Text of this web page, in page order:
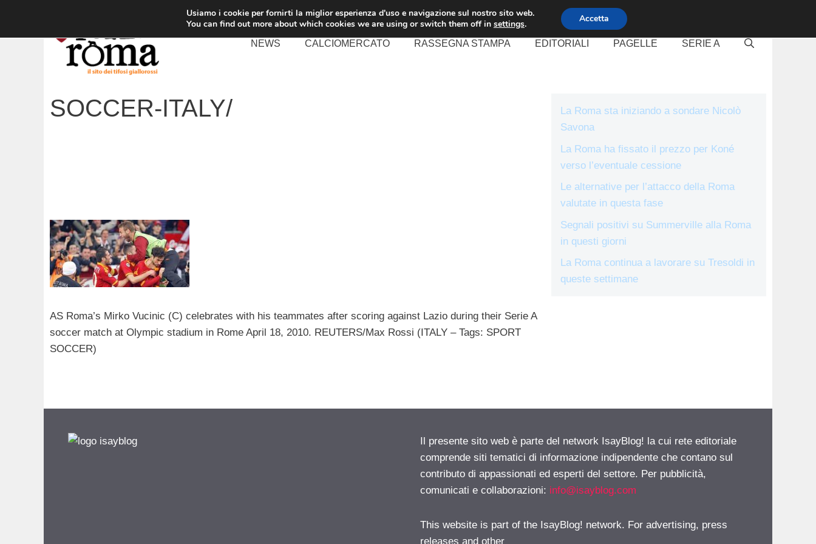
contenuto
NEWS CALCIOMERCATO RASSEGNA STAMPA EDITORIALI PAGELLE SERIE A
SOCCER-ITALY/
AS Roma’s Mirko Vucinic (C) celebrates with his teammates after scoring against Lazio during their Serie A
soccer match at Olympic stadium in Rome April 18, 2010. REUTERS/Max Rossi (ITALY – Tags: SPORT
SOCCER)
La Roma sta iniziando a sondare Nicolò
Savona
La Roma ha fissato il prezzo per Koné
verso l’eventuale cessione
Le alternative per l’attacco della Roma
valutate in questa fase
Segnali positivi su Summerville alla Roma
in questi giorni
La Roma continua a lavorare su Tresoldi in
queste settimane
Il presente sito web è parte del network IsayBlog! la cui rete editoriale
comprende siti tematici di informazione indipendente che contano sul
contributo di appassionati ed esperti del settore. Per pubblicità,
comunicati e collaborazioni: info@isayblog.com
This website is part of the IsayBlog! network. For advertising, press
releases and other
Usiamo i cookie per fornirti la miglior esperienza d'uso e navigazione sul nostro sito web.
You can find out more about which cookies we are using or switch them off in settings. Accetta